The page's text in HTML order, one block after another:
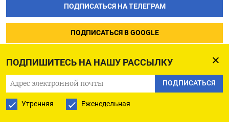
ПОДПИШИТЕСЬ НА НАШУ РАССЫЛКУ
ПОДПИСАТЬСЯ
Утренняя Еженедельная
ПОДПИСАТЬСЯ НА ТЕЛЕГРАМ
ПОДПИСАТЬСЯ В GOOGLE
В России практически